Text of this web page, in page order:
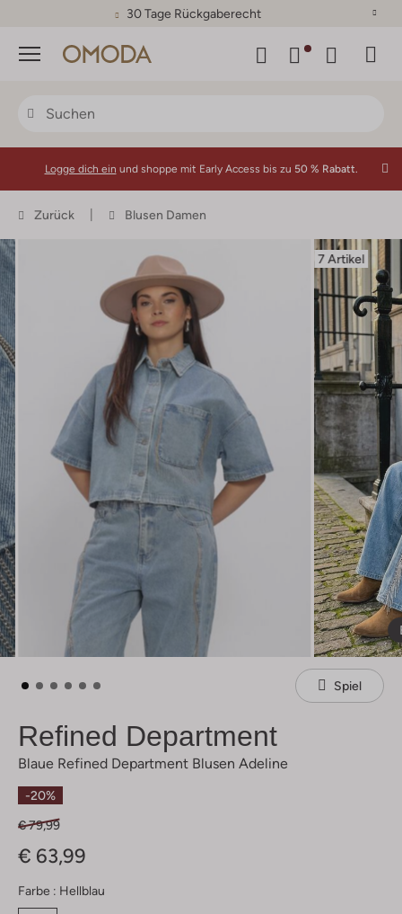
30 Tage Rückgaberecht
Menü
Logge dich ein und shoppe mit Early Access bis zu 50 % Rabatt.
Zurück Blusen Damen
7 Artikel
Spiel
Refined Department
Blaue Refined Department Blusen Adeline
-20%
€ 79,99
€ 63,99
Farbe : Hellblau